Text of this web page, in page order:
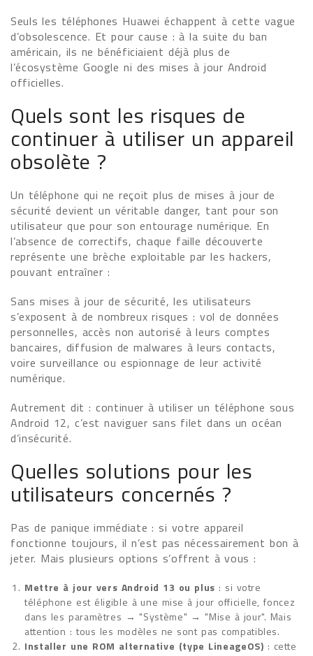
Seuls les téléphones Huawei échappent à cette vague
d’obsolescence. Et pour cause : à la suite du ban
américain, ils ne bénéficiaient déjà plus de
l’écosystème Google ni des mises à jour Android
officielles.
Quels sont les risques de
continuer à utiliser un appareil
obsolète ?
Un téléphone qui ne reçoit plus de mises à jour de
sécurité devient un véritable danger, tant pour son
utilisateur que pour son entourage numérique. En
l’absence de correctifs, chaque faille découverte
représente une brèche exploitable par les hackers,
pouvant entraîner :
Sans mises à jour de sécurité, les utilisateurs
s’exposent à de nombreux risques : vol de données
personnelles, accès non autorisé à leurs comptes
bancaires, diffusion de malwares à leurs contacts,
voire surveillance ou espionnage de leur activité
numérique.
Autrement dit : continuer à utiliser un téléphone sous
Android 12, c’est naviguer sans filet dans un océan
d’insécurité.
Quelles solutions pour les
utilisateurs concernés ?
Pas de panique immédiate : si votre appareil
fonctionne toujours, il n’est pas nécessairement bon à
jeter. Mais plusieurs options s’offrent à vous :
Mettre à jour vers Android 13 ou plus : si votre
téléphone est éligible à une mise à jour officielle, foncez
dans les paramètres → "Système" → "Mise à jour". Mais
attention : tous les modèles ne sont pas compatibles.
Installer une ROM alternative (type LineageOS) : cette